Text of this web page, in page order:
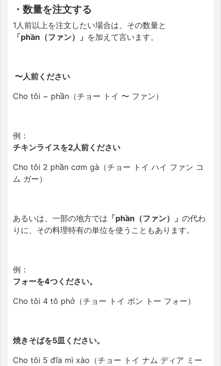
・数量を注文する
1人前以上を注文したい場合は、その数量と
「phần（ファン）」 を加えて言います。
〜人前ください
Cho tôi ~ phần（チョー トイ 〜 ファン）
例：
チキンライスを2人前ください
Cho tôi 2 phần cơm gà（チョー トイ ハイ ファン コ
ム ガー）
あるいは、一部の地方では 「phần（ファン）」 の代わ
りに、その料理特有の単位を使うこともあります。
例：
フォーを4つください。
Cho tôi 4 tô phở（チョー トイ ボン トー フォー）
焼きそばを5皿ください。
Cho tôi 5 đĩa mì xào（チョー トイ ナム ディア ミー